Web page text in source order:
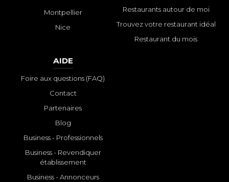
Montpellier
Nice
Restaurants autour de moi
Trouvez votre restaurant idéal
Restaurant du mois
AIDE
Foire aux questions (FAQ)
Contact
Partenaires
Blog
Business - Professionnels
Business - Revendiquer
établissement
Business - Annonceurs